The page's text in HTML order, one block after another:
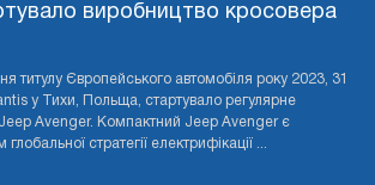
виробництво кросовера
титулу Європейського автомобіля року 2023, 31
у Тихи, Польща, стартувало регулярне
Avenger. Компактний Jeep Avenger є
стратегії електрифікації ...